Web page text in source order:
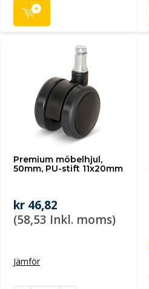
Premium möbelhjul,
50mm, PU-stift 11x20mm
kr 46,82
(58,53 Inkl. moms)
Jämför